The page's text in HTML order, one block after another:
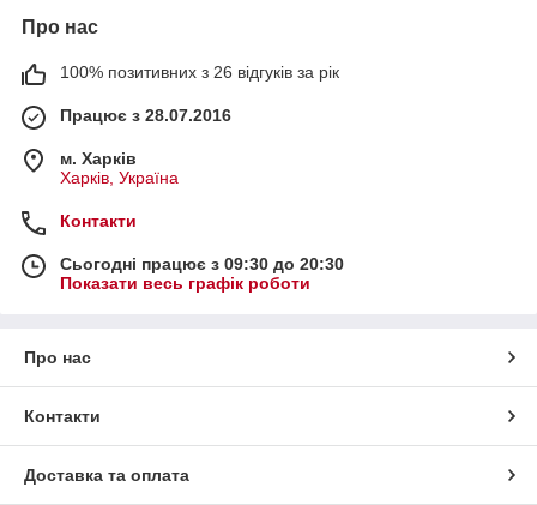
Про нас
100% позитивних з 26 відгуків за рік
Працює з 28.07.2016
м. Харків
Харків, Україна
Контакти
Сьогодні працює з 09:30 до 20:30
Показати весь графік роботи
Про нас
Контакти
Доставка та оплата